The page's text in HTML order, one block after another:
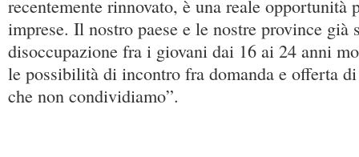
recentemente rinnovato, è una reale opportunità
imprese. Il nostro paese e le nostre province già
disoccupazione fra i giovani dai 16 ai 24 anni
le possibilità di incontro fra domanda e offerta
che non condividiamo”.